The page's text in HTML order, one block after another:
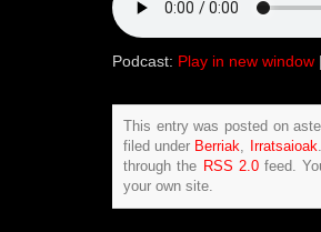
Podcast: Play in new window
This entry was posted on
filed under Berriak, Irratsaioak
through the RSS 2.0feed.
your own site.